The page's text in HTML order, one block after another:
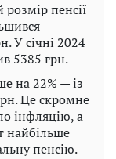
пенсії
У січні 2024
5385 грн.
на 22% — із
Це скромне
інфляцію, а
найбільше
пенсію.